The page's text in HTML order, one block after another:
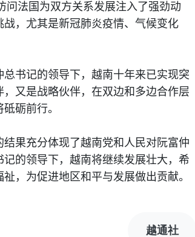
问法国为双方关系发展注入了强劲动
，尤其是新冠肺炎疫情、气候变化
书记的领导下，越南十年来已实现突
又是战略伙伴，在双边和多边合作层
砺前行。
果充分体现了越南党和人民对阮富仲
的领导下，越南将继续发展壮大，希
，为促进地区和平与发展做出贡献。
越通社